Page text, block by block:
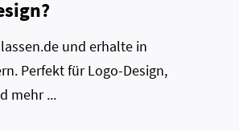
und erhalte in
Perfekt für Logo-Design,
mehr ...